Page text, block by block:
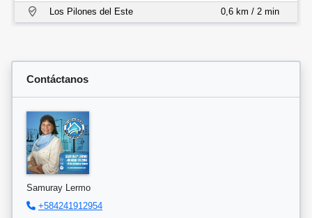
Los Pilones del Este 0,6 km / 2 min
Contáctanos
Samuray Lermo
+584241912954